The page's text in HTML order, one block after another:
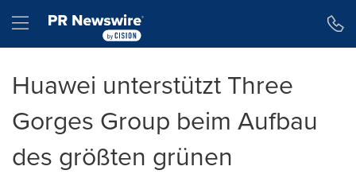
Hamburger menu
Huawei unterstützt Three
Gorges Group beim Aufbau
des größten grünen